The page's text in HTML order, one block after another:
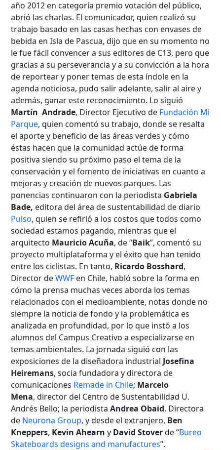
año 2012 en categoría premio votación del público,
abrió las charlas. El comunicador, quien realizó su
trabajo basado en las casas hechas con envases de
bebida en Isla de Pascua, dijo que en su momento no
le fue fácil convencer a sus editores de C13, pero que
gracias a su perseverancia y a su convicción a la hora
de reportear y poner temas de esta índole en la
agenda noticiosa, pudo salir adelante, salir al aire y
además, ganar este reconocimiento. Lo siguió
Martín Andrade, Director Ejecutivo de Fundación Mi
Parque, quien comentó su trabajo, donde se resalta
el aporte y beneficio de las áreas verdes y cómo
éstas hacen que la comunidad actúe de forma
positiva siendo su próximo paso el tema de la
conservación y el fomento de iniciativas en cuanto a
mejoras y creación de nuevos parques. Las
ponencias continuaron con la periodista Gabriela
Bade, editora del área de sustentabilidad de diario
Pulso, quien se refirió a los costos que todos como
sociedad estamos pagando, mientras que el
arquitecto Mauricio Acuña, de “Baik”, comentó su
proyecto multiplataforma y el éxito que han tenido
entre los ciclistas. En tanto, Ricardo Bosshard,
Director deWWF en Chile, habló sobre la forma en
cómo la prensa muchas veces aborda los temas
relacionados con el medioambiente, notas donde no
siempre la noticia de fondo y la problemática es
analizada en profundidad, por lo que instó a los
alumnos del Campus Creativo a especializarse en
temas ambientales. La jornada siguió con las
exposiciones de la diseñadora industrial Josefina
Heiremans, socia fundadora y directora de
comunicaciones Remade in Chile; Marcelo
Mena, director del Centro de Sustentabilidad U.
Andrés Bello; la periodistaAndrea Obaid, Directora
de Neurona Group, y desde el extranjero, Ben
Kneppers, Kevin Ahearny David Stoverde “Bureo
Skateboards designs and manufactures”.